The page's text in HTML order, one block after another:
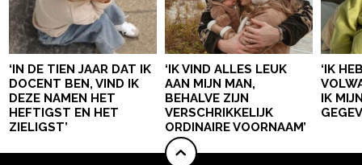
‘IN DE TIEN JAAR DAT IK
DOCENT BEN, VIND IK
DEZE NAMEN HET
HEFTIGST EN HET
ZIELIGST’
‘IK VIND ALLES LEUK
AAN MIJN MAN,
BEHALVE ZIJN
VERSCHRIKKELIJK
ORDINAIRE VOORNAAM’
‘IK
IK